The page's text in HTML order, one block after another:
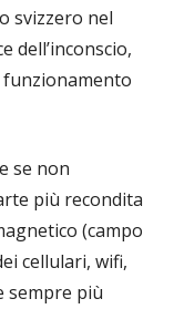
svizzero nel
dell’inconscio,
funzionamento
se non
più recondita
(campo
cellulari, wifi,
sempre più